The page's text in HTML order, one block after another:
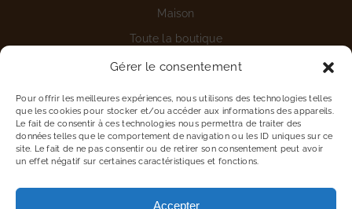
Gérer le consentement
Pour offrir les meilleures expériences, nous utilisons des technologies telles
que les cookies pour stocker et/ou accéder aux informations des appareils.
Le fait de consentir à ces technologies nous permettra de traiter des
données telles que le comportement de navigation ou les ID uniques sur ce
site. Le fait de ne pas consentir ou de retirer son consentement peut avoir
un effet négatif sur certaines caractéristiques et fonctions.
Accepter
Maison
Toute la boutique
Nous contacter
Détails du compte
Vous êtes une entreprise
Proposer une marque